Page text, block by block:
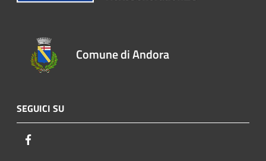
Comune di Andora
SEGUICI SU